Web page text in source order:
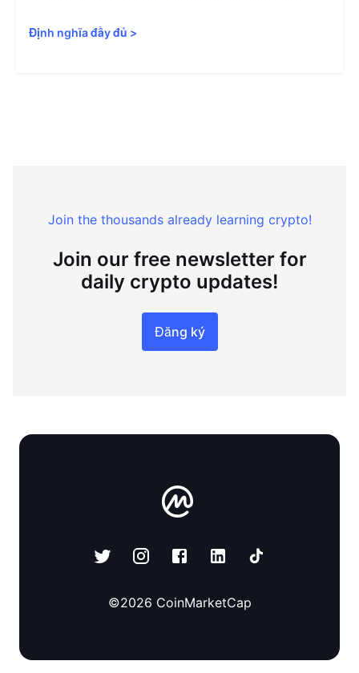
Định nghĩa đầy đủ >
Join the thousands already learning crypto!
Join our free newsletter for
daily crypto updates!
Đăng ký
©2026 CoinMarketCap